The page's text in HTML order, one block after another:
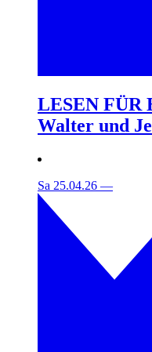
LESEN FÜR
Walter und
Sa 25.04.26 —